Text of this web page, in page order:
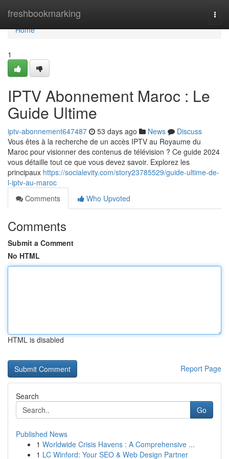
freshbookmarking
Home
Home
1
IPTV Abonnement Maroc : Le
Guide Ultime
iptv-abonnement647487 53 days ago News
Discuss
Vous êtes à la recherche de un accès IPTV au Royaume du
Maroc pour visionner des contenus de télévision ? Ce guide 2024
vous détaille tout ce que vous devez savoir. Explorez les
principaux https://socialevity.com/story23785529/guide-ultime-de-
l-iptv-au-maroc
Comments
Who Upvoted
Comments
Submit a Comment
No HTML
HTML is disabled
Report Page
Search
Go
Published News
1 Worldwide Crisis Havens : A Comprehensive ...
1 LC Winford: Your SEO & Web Design Partner